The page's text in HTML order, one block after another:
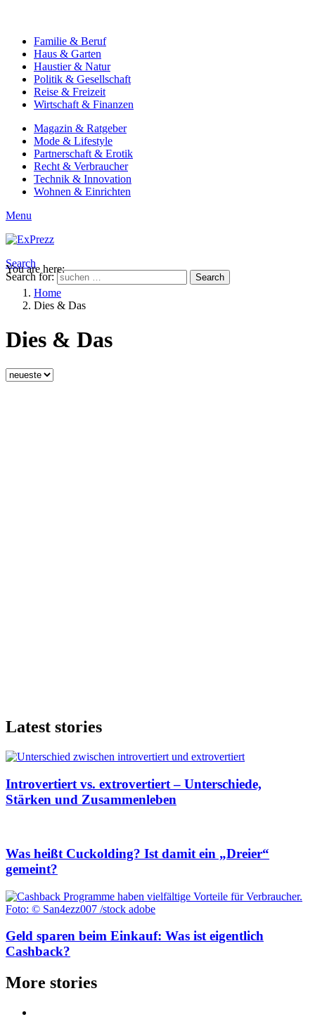
Familie & Beruf
Haus & Garten
Haustier & Natur
Politik & Gesellschaft
Reise & Freizeit
Wirtschaft & Finanzen
Magazin & Ratgeber
Mode & Lifestyle
Partnerschaft & Erotik
Recht & Verbraucher
Technik & Innovation
Wohnen & Einrichten
Menu
Search
Search for:
Search
You are here:
Home
Dies & Das
Dies & Das
Latest stories
Introvertiert vs. extrovertiert – Unterschiede,
Stärken und Zusammenleben
Was heißt Cuckolding? Ist damit ein „Dreier“
gemeint?
Geld sparen beim Einkauf: Was ist eigentlich
Cashback?
More stories